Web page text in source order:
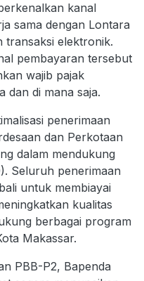
kanal
sama dengan Lontara
transaksi elektronik.
pembayaran tersebut
wajib pajak
dan di mana saja.
penerimaan
dan Perkotaan
dalam mendukung
Seluruh penerimaan
untuk membiayai
kualitas
berbagai program
Makassar.
PBB-P2, Bapenda